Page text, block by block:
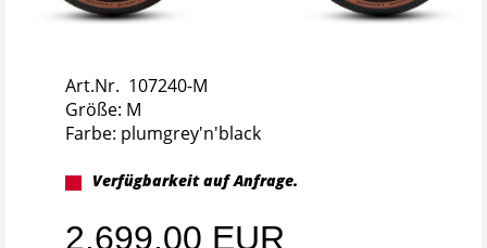
Art.Nr. 107240-M
Größe: M
Farbe: plumgrey'n'black
Verfügbarkeit auf Anfrage.
2.699,00 EUR